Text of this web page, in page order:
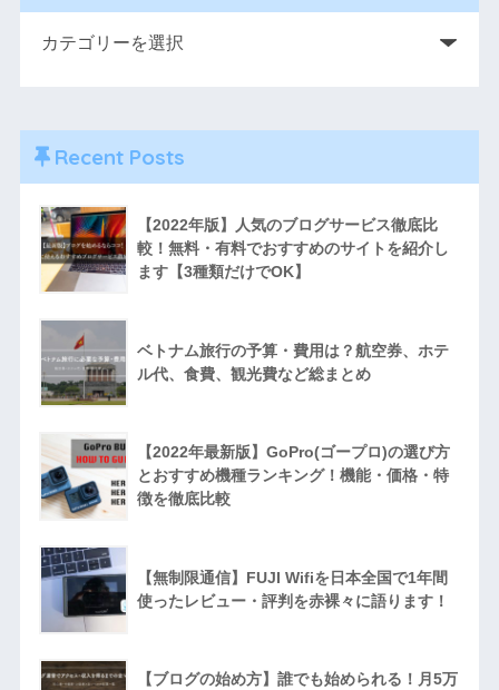
Recent Posts
【2022年版】人気のブログサービス徹底比
較！無料・有料でおすすめのサイトを紹介し
ます【3種類だけでOK】
ベトナム旅行の予算・費用は？航空券、ホテ
ル代、食費、観光費など総まとめ
【2022年最新版】GoPro(ゴープロ)の選び方
とおすすめ機種ランキング！機能・価格・特
徴を徹底比較
【無制限通信】FUJI Wifiを日本全国で1年間
使ったレビュー・評判を赤裸々に語ります！
【ブログの始め方】誰でも始められる！月5万